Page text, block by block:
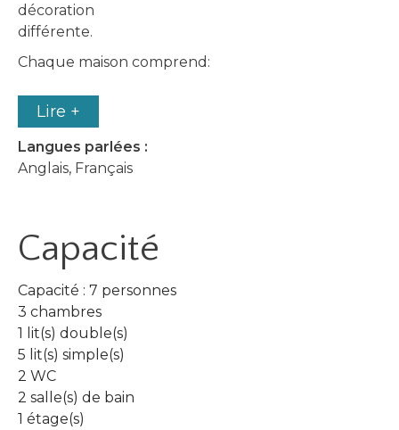
décoration
différente.
Chaque maison comprend:
Lire +
Langues parlées :
Anglais, Français
Capacité
Capacité : 7 personnes
3 chambres
1 lit(s) double(s)
5 lit(s) simple(s)
2 WC
2 salle(s) de bain
1 étage(s)